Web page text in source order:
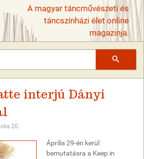
A magyar táncművészeti és
táncszínházi élet online
magazinja.
interjú Dányi
20.
Április 29-én kerül
bemutatásra a Keep in